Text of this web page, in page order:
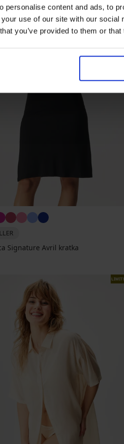
personalise content and ads, to
use of our site with our
you’ve provided to them or
Signature Avril kratka